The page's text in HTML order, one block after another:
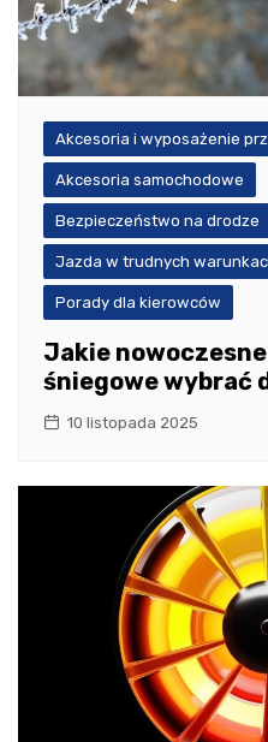
Akcesoria i wyposażenie
Akcesoria samochodowe
Bezpieczeństwo na drodze
Jazda w trudnych
Porady dla kierowców
Jakie
śniegowe wybrać
10 listopada 2025